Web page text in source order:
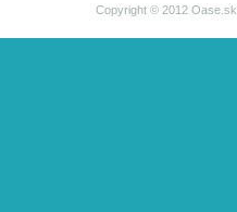
Copyright © 2012